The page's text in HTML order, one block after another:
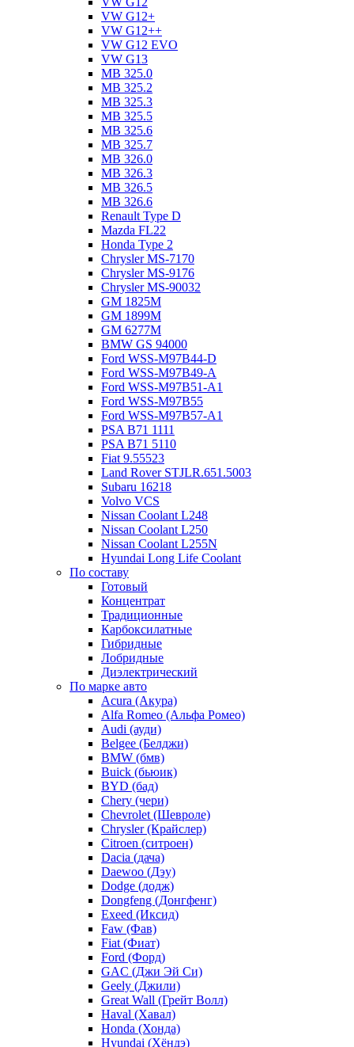
VW G12+
VW G12++
VW G12 EVO
VW G13
MB 325.0
MB 325.2
MB 325.3
MB 325.5
MB 325.6
MB 325.7
MB 326.0
MB 326.3
MB 326.5
MB 326.6
Renault Type D
Mazda FL22
Honda Type 2
Chrysler MS-7170
Chrysler MS-9176
Chrysler MS-90032
GM 1825M
GM 1899M
GM 6277M
BMW GS 94000
Ford WSS-M97B44-D
Ford WSS-M97B49-A
Ford WSS-M97B51-A1
Ford WSS-M97B55
Ford WSS-M97B57-A1
PSA B71 1111
PSA B71 5110
Fiat 9.55523
Land Rover STJLR.651.5003
Subaru 16218
Volvo VCS
Nissan Coolant L248
Nissan Coolant L250
Nissan Coolant L255N
Hyundai Long Life Coolant
По составу
Готовый
Концентрат
Традиционные
Карбоксилатные
Гибридные
Лобридные
Диэлектрический
По марке авто
Acura (Акура)
Alfa Romeo (Альфа Ромео)
Audi (ауди)
Belgee (Белджи)
BMW (бмв)
Buick (бьюик)
BYD (бад)
Chery (чери)
Chevrolet (Шевроле)
Chrysler (Крайслер)
Citroen (ситроен)
Dacia (дача)
Daewoo (Дэу)
Dodge (додж)
Dongfeng (Донгфенг)
Exeed (Иксид)
Faw (Фав)
Fiat (Фиат)
Ford (Форд)
GAC (Джи Эй Си)
Geely (Джили)
Great Wall (Грейт Волл)
Haval (Хавал)
Honda (Хонда)
Hyundai (Хёндэ)